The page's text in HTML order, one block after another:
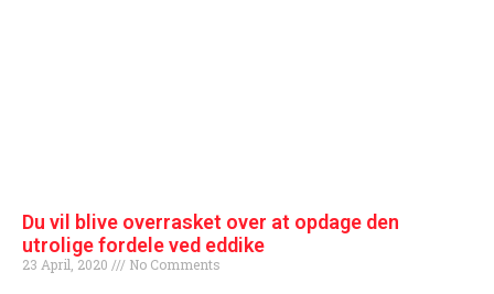
Du vil blive overrasket over at opdage den
utrolige fordele ved eddike
23 April, 2020 No Comments